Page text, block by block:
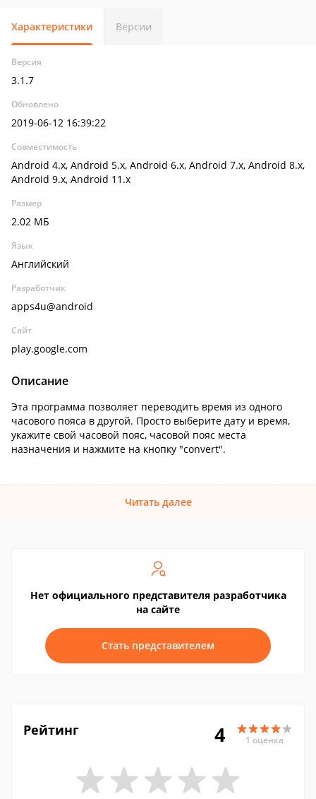
Характеристики Версии
Версия
3.1.7
Обновлено
2019-06-12 16:39:22
Совместимость
Android 4.x, Android 5.x, Android 6.x, Android 7.x, Android 8.x,
Android 9.x, Android 11.x
Размер
2.02 МБ
Язык
Английский
Разработчик
apps4u@android
Сайт
play.google.com
Описание
Эта программа позволяет переводить время из одного
часового пояса в другой. Просто выберите дату и время,
укажите свой часовой пояс, часовой пояс места
назначения и нажмите на кнопку "convert".
Читать далее
Нет официального представителя разработчика
на сайте
Стать представителем
Рейтинг 4 1 оценка